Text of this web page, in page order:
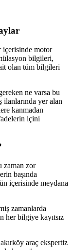
içerisinde motor
bilgileri,
olan tüm bilgileri
ne varsa bu
ilanlarında yer alan
kanmadan
içini
zaman zor
başında
içerisinde meydana
zamanlarda
her bilgiye kayıtsız
araç ekspertiz